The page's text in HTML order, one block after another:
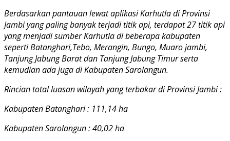
Berdasarkan pantauan lewat aplikasi Karhutla di Provinsi
Jambi yang paling banyak terjadi titik api, terdapat 27 titik api
yang menjadi sumber Karhutla di beberapa kabupaten
seperti Batanghari,Tebo, Merangin, Bungo, Muaro jambi,
Tanjung Jabung Barat dan Tanjung Jabung Timur serta
kemudian ada juga di Kabupaten Sarolangun.
Rincian total luasan wilayah yang terbakar di Provinsi Jambi :
Kabupaten Batanghari : 111,14 ha
Kabupaten Sarolangun : 40,02 ha